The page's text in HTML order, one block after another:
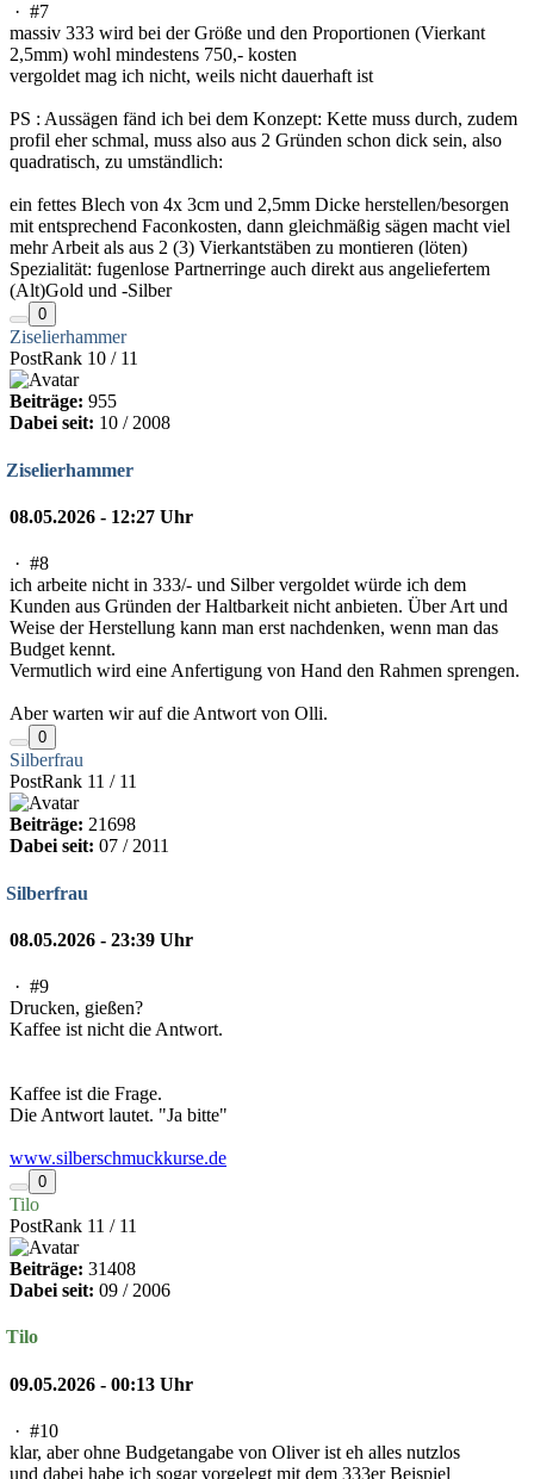
· #7
massiv 333 wird bei der Größe und den Proportionen (Vierkant
2,5mm) wohl mindestens 750,- kosten
vergoldet mag ich nicht, weils nicht dauerhaft ist
PS : Aussägen fänd ich bei dem Konzept: Kette muss durch, zudem
profil eher schmal, muss also aus 2 Gründen schon dick sein, also
quadratisch, zu umständlich:
ein fettes Blech von 4x 3cm und 2,5mm Dicke herstellen/besorgen
mit entsprechend Faconkosten, dann gleichmäßig sägen macht viel
mehr Arbeit als aus 2 (3) Vierkantstäben zu montieren (löten)
Spezialität: fugenlose Partnerringe auch direkt aus angeliefertem
(Alt)Gold und -Silber
0
Ziselierhammer
PostRank 10 / 11
Beiträge: 955
Dabei seit: 10 / 2008
Ziselierhammer
08.05.2026 - 12:27 Uhr
· #8
ich arbeite nicht in 333/- und Silber vergoldet würde ich dem
Kunden aus Gründen der Haltbarkeit nicht anbieten. Über Art und
Weise der Herstellung kann man erst nachdenken, wenn man das
Budget kennt.
Vermutlich wird eine Anfertigung von Hand den Rahmen sprengen.
Aber warten wir auf die Antwort von Olli.
0
Silberfrau
PostRank 11 / 11
Beiträge: 21698
Dabei seit: 07 / 2011
Silberfrau
08.05.2026 - 23:39 Uhr
· #9
Drucken, gießen?
Kaffee ist nicht die Antwort.
Kaffee ist die Frage.
Die Antwort lautet. "Ja bitte"
www.silberschmuckkurse.de
0
Tilo
PostRank 11 / 11
Beiträge: 31408
Dabei seit: 09 / 2006
Tilo
09.05.2026 - 00:13 Uhr
· #10
klar, aber ohne Budgetangabe von Oliver ist eh alles nutzlos
und dabei habe ich sogar vorgelegt mit dem 333er Beispiel